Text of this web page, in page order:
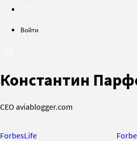
Войти
Константин
СЕО aviablogger.com
ForbesLife